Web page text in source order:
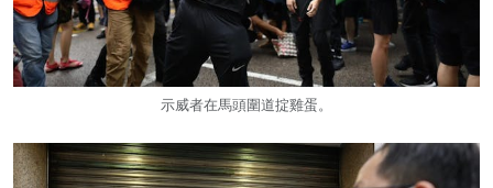
示威者在馬頭圍道掟雞蛋。